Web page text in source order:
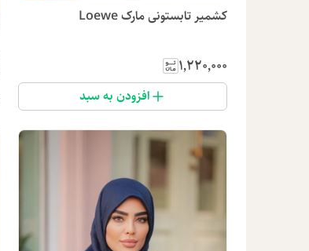
کشمیر تابستونی مارک Loewe
۱٬۲۲۰٬۰۰۰
افزودن به سبد